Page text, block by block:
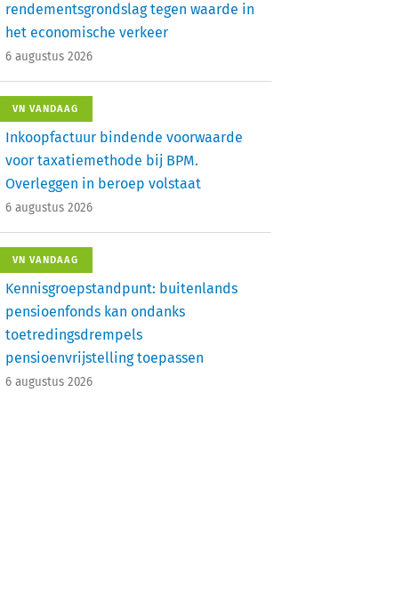
rendementsgrondslag tegen waarde in
het economische verkeer
6 augustus 2026
VN VANDAAG
Inkoopfactuur bindende voorwaarde
voor taxatiemethode bij BPM.
Overleggen in beroep volstaat
6 augustus 2026
VN VANDAAG
Kennisgroepstandpunt: buitenlands
pensioenfonds kan ondanks
toetredingsdrempels
pensioenvrijstelling toepassen
6 augustus 2026